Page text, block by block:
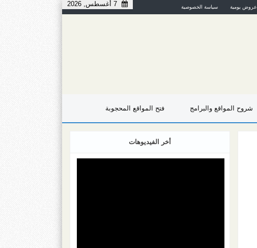
عروض يومية سياسة الخصوصية 7 أغسطس, 2026
شروح المواقع والبرامج فتح المواقع المحجوبة
أخر الفيديوهات